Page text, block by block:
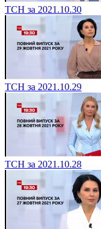
ТСН за 2021.10.30
ТСН за 2021.10.29
ТСН за 2021.10.28